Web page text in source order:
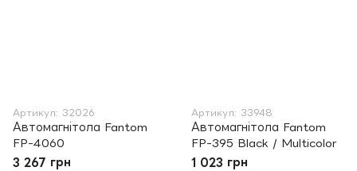
Артикул: 32026
Автомагнітола Fantom
FP-4060
3 267 грн
Артикул: 33948
Автомагнітола Fantom
FP-395 Black / Multicolor
1 023 грн